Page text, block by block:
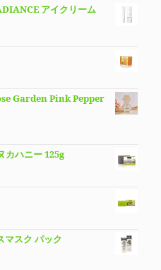
アイクリーム
Garden Pink Pepper
カハニー 125g
マスク パック